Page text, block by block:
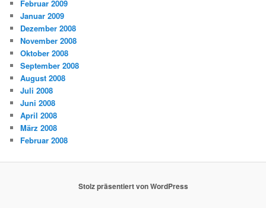
Februar 2009
Januar 2009
Dezember 2008
November 2008
Oktober 2008
September 2008
August 2008
Juli 2008
Juni 2008
April 2008
März 2008
Februar 2008
Stolz präsentiert von WordPress